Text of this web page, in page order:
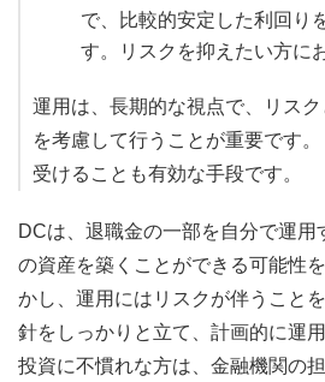
で、比較的安定した利回り
す。リスクを抑えたい方に
運用は、長期的な視点で、リス
を考慮して行うことが重要です
受けることも有効な手段です。
DCは、退職金の一部を自分で運用
の資産を築くことができる可能性
かし、運用にはリスクが伴うこと
針をしっかりと立て、計画的に運
投資に不慣れな方は、金融機関の